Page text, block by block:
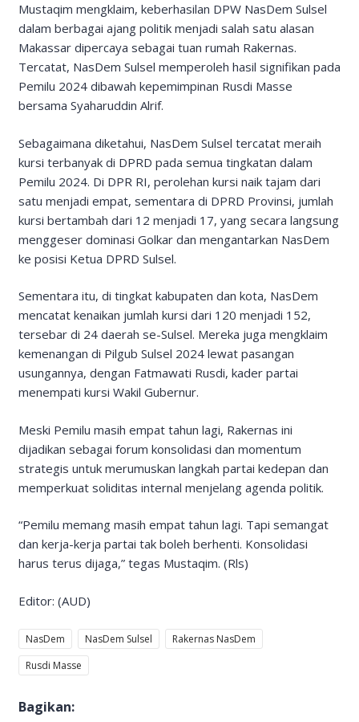
Mustaqim mengklaim, keberhasilan DPW NasDem Sulsel
dalam berbagai ajang politik menjadi salah satu alasan
Makassar dipercaya sebagai tuan rumah Rakernas.
Tercatat, NasDem Sulsel memperoleh hasil signifikan pada
Pemilu 2024 dibawah kepemimpinan Rusdi Masse
bersama Syaharuddin Alrif.
Sebagaimana diketahui, NasDem Sulsel tercatat meraih
kursi terbanyak di DPRD pada semua tingkatan dalam
Pemilu 2024. Di DPR RI, perolehan kursi naik tajam dari
satu menjadi empat, sementara di DPRD Provinsi, jumlah
kursi bertambah dari 12 menjadi 17, yang secara langsung
menggeser dominasi Golkar dan mengantarkan NasDem
ke posisi Ketua DPRD Sulsel.
Sementara itu, di tingkat kabupaten dan kota, NasDem
mencatat kenaikan jumlah kursi dari 120 menjadi 152,
tersebar di 24 daerah se-Sulsel. Mereka juga mengklaim
kemenangan di Pilgub Sulsel 2024 lewat pasangan
usungannya, dengan Fatmawati Rusdi, kader partai
menempati kursi Wakil Gubernur.
Meski Pemilu masih empat tahun lagi, Rakernas ini
dijadikan sebagai forum konsolidasi dan momentum
strategis untuk merumuskan langkah partai kedepan dan
memperkuat soliditas internal menjelang agenda politik.
“Pemilu memang masih empat tahun lagi. Tapi semangat
dan kerja-kerja partai tak boleh berhenti. Konsolidasi
harus terus dijaga,” tegas Mustaqim. (Rls)
Editor: (AUD)
NasDem NasDem Sulsel
Rakernas NasDem
Rusdi Masse
Bagikan: